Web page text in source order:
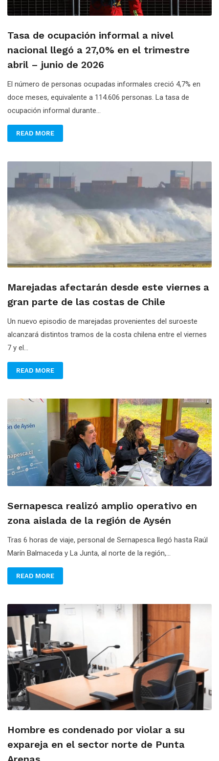
Tasa de ocupación informal a nivel
nacional llegó a 27,0% en el trimestre
abril – junio de 2026
El número de personas ocupadas informales creció 4,7% en
doce meses, equivalente a 114.606 personas. La tasa de
ocupación informal durante...
READ MORE
Marejadas afectarán desde este viernes a
gran parte de las costas de Chile
Un nuevo episodio de marejadas provenientes del suroeste
alcanzará distintos tramos de la costa chilena entre el viernes
7 y el...
READ MORE
Sernapesca realizó amplio operativo en
zona aislada de la región de Aysén
Tras 6 horas de viaje, personal de Sernapesca llegó hasta Raúl
Marín Balmaceda y La Junta, al norte de la región,...
READ MORE
Hombre es condenado por violar a su
expareja en el sector norte de Punta